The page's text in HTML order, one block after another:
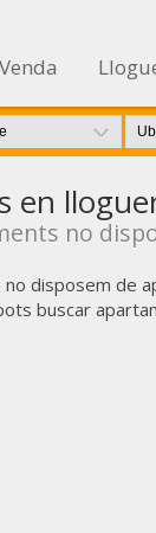
Venda
en
no
disposem de
buscar